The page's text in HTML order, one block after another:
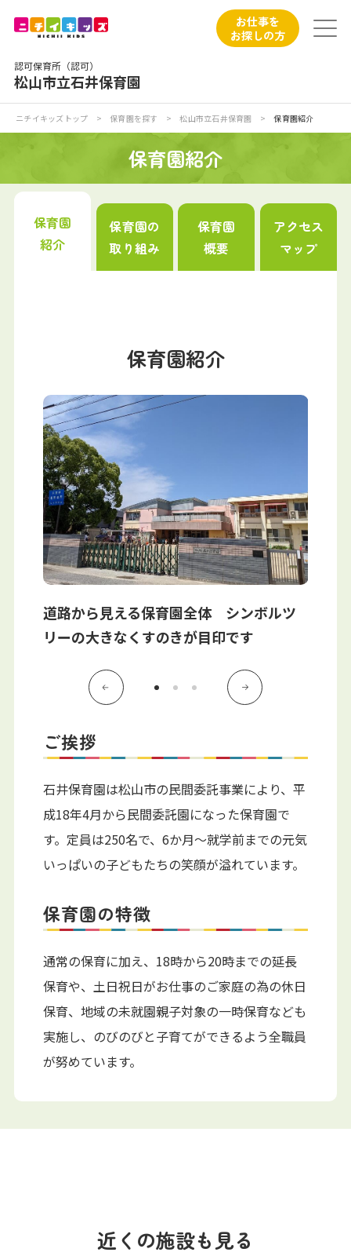
認可保育所（認可）
松山市立石井保育園
お仕事を
お探しの方
お食事
保育園見学
各種書類
お仕事をお探しの方
よくあるご質問
保育園に関するお問い合わせ
プライバシーポリシー サイトのご利用について
ニチイキッズトップ > 保育園を探す > 松山市立石井保育園 > 保育園紹介
保育園紹介
保育園
紹介
保育園の
取り組み
保育園
概要
アクセス
マップ
保育園紹介
道路から見える保育園全体 シンボルツ
リーの大きなくすのきが目印です
ご挨拶
石井保育園は松山市の民間委託事業により、平
成18年4月から民間委託園になった保育園で
す。定員は250名で、6か月～就学前までの元気
いっぱいの子どもたちの笑顔が溢れています。
保育園の特徴
通常の保育に加え、18時から20時までの延長
保育や、土日祝日がお仕事のご家庭の為の休日
保育、地域の未就園親子対象の一時保育なども
実施し、のびのびと子育てができるよう全職員
が努めています。
近くの施設も見る